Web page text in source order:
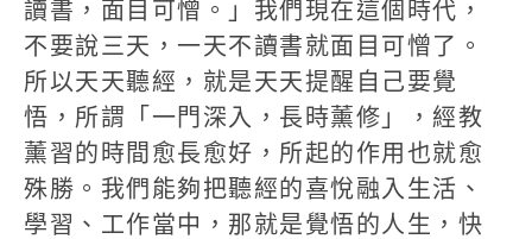
讀書，面目可憎。」我們現在這個時代，
不要說三天，一天不讀書就面目可憎了。
所以天天聽經，就是天天提醒自己要覺
悟，所謂「一門深入，長時薰修」，經教
薰習的時間愈長愈好，所起的作用也就愈
殊勝。我們能夠把聽經的喜悅融入生活、
學習、工作當中，那就是覺悟的人生，快